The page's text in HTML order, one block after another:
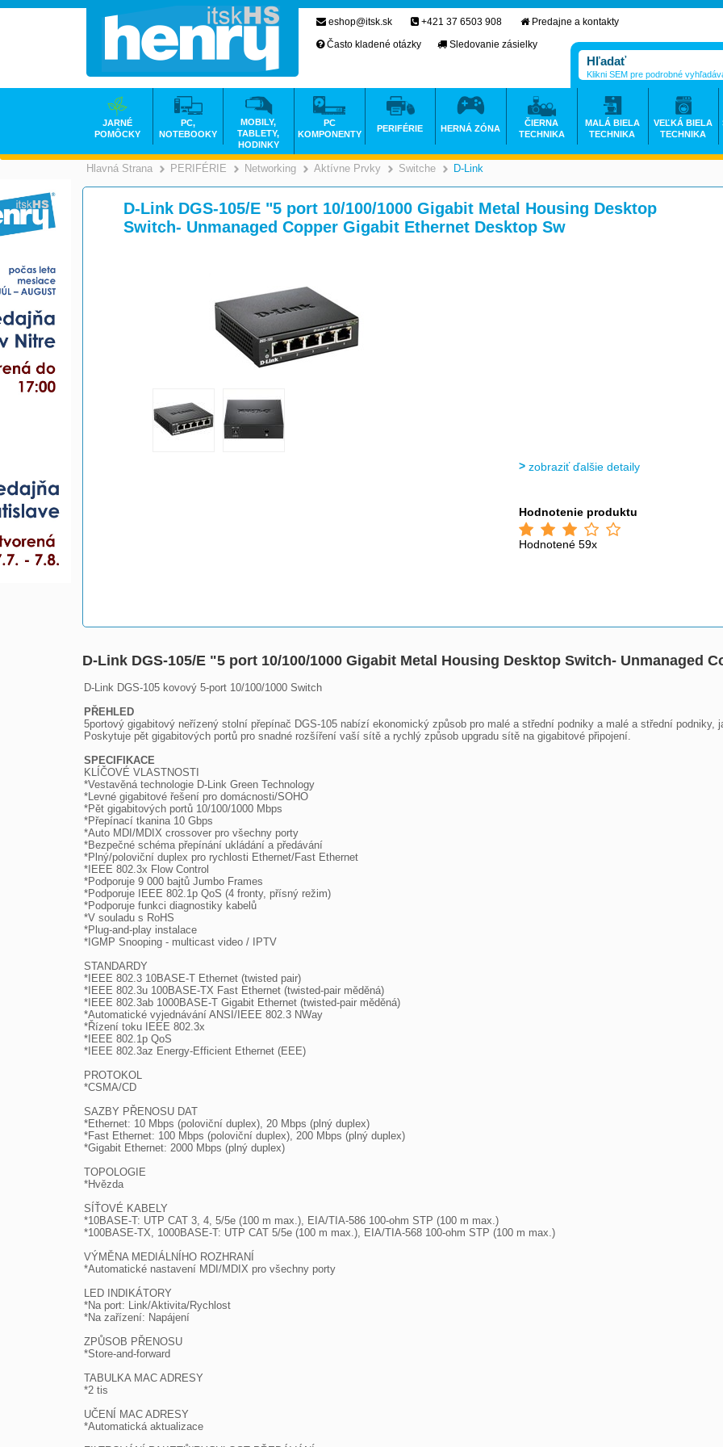
Hlavná Strana >
PERIFÉRIE >
Networking >
Aktívne Prvky >
Switche >
D-Link
D-Link DGS-105/E "5 port 10/100/1000 Gigabit Metal Housing Desktop
Switch- Unmanaged Copper Gigabit Ethernet Desktop Sw
zobraziť ďalšie detaily
Hodnotenie produktu
Hodnotené 59x
D-Link DGS-105/E "5 port 10/100/1000 Gigabit Metal Housing Desktop Switch- Unmanaged
D-Link DGS-105 kovový 5-port 10/100/1000 Switch
PŘEHLED
5portový gigabitový neřízený stolní přepínač DGS-105 nabízí ekonomický způsob pro malé a střední podniky a malé a střední
Poskytuje pět gigabitových portů pro snadné rozšíření vaší sítě a rychlý způsob upgradu sítě na gigabitové připojení.
SPECIFIKACE
KLÍČOVÉ VLASTNOSTI
*Vestavěná technologie D-Link Green Technology
*Levné gigabitové řešení pro domácnosti/SOHO
*Pět gigabitových portů 10/100/1000 Mbps
*Přepínací tkanina 10 Gbps
*Auto MDI/MDIX crossover pro všechny porty
*Bezpečné schéma přepínání ukládání a předávání
*Plný/poloviční duplex pro rychlosti Ethernet/Fast Ethernet
*IEEE 802.3x Flow Control
*Podporuje 9 000 bajtů Jumbo Frames
*Podporuje IEEE 802.1p QoS (4 fronty, přísný režim)
*Podporuje funkci diagnostiky kabelů
*V souladu s RoHS
*Plug-and-play instalace
*IGMP Snooping - multicast video / IPTV
STANDARDY
*IEEE 802.3 10BASE-T Ethernet (twisted pair)
*IEEE 802.3u 100BASE-TX Fast Ethernet (twisted-pair měděná)
*IEEE 802.3ab 1000BASE-T Gigabit Ethernet (twisted-pair měděná)
*Automatické vyjednávání ANSI/IEEE 802.3 NWay
*Řízení toku IEEE 802.3x
*IEEE 802.1p QoS
*IEEE 802.3az Energy-Efficient Ethernet (EEE)
PROTOKOL
*CSMA/CD
SAZBY PŘENOSU DAT
*Ethernet: 10 Mbps (poloviční duplex), 20 Mbps (plný duplex)
*Fast Ethernet: 100 Mbps (poloviční duplex), 200 Mbps (plný duplex)
*Gigabit Ethernet: 2000 Mbps (plný duplex)
TOPOLOGIE
*Hvězda
SÍŤOVÉ KABELY
*10BASE-T: UTP CAT 3, 4, 5/5e (100 m max.), EIA/TIA-586 100-ohm STP (100 m max.)
*100BASE-TX, 1000BASE-T: UTP CAT 5/5e (100 m max.), EIA/TIA-568 100-ohm STP (100 m max.)
VÝMĚNA MEDIÁLNÍHO ROZHRANÍ
*Automatické nastavení MDI/MDIX pro všechny porty
LED INDIKÁTORY
*Na port: Link/Aktivita/Rychlost
*Na zařízení: Napájení
ZPŮSOB PŘENOSU
*Store-and-forward
TABULKA MAC ADRESY
*2 tis
UČENÍ MAC ADRESY
*Automatická aktualizace
eshop@itsk.sk +421 37 6503 908
Predajne a kontakty
Často kladené otázky
Sledovanie zásielky
Klikni SEM pre podrobné
JARNÉ
POMÔCKY
PC,
NOTEBOOKY
MOBILY,
TABLETY,
HODINKY
PC
KOMPONENTY
PERIFÉRIE HERNÁ ZÓNA
ČIERNA
TECHNIKA
MALÁ BIELA
TECHNIKA
VEĽKÁ BIELA
TECHNIKA